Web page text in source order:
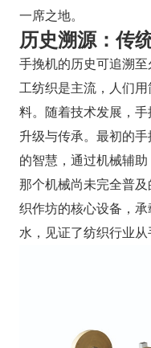
一席之地。
历史溯源：传
手挽机的历史可追溯
工纺织是主流，人们
料。随着技术发展，
升级与传承。最初的
的智慧，通过机械辅
那个机械尚未完全普
织作坊的核心设备，
水，见证了纺织行业从